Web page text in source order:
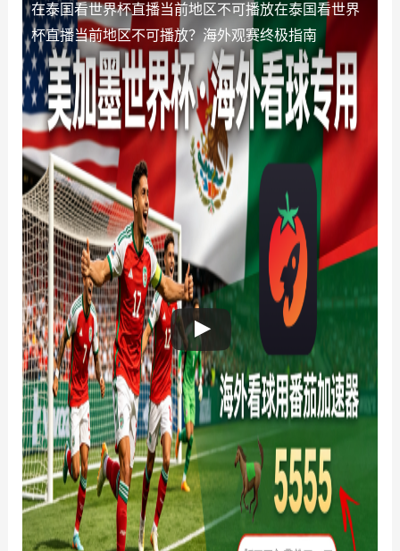
在泰国看世界杯直播当前地区不可播放在泰国看世界
杯直播当前地区不可播放？海外观赛终极指南